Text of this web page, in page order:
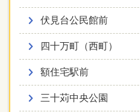
伏見台公民館前
四十万町（西町）
額住宅駅前
三十苅中央公園